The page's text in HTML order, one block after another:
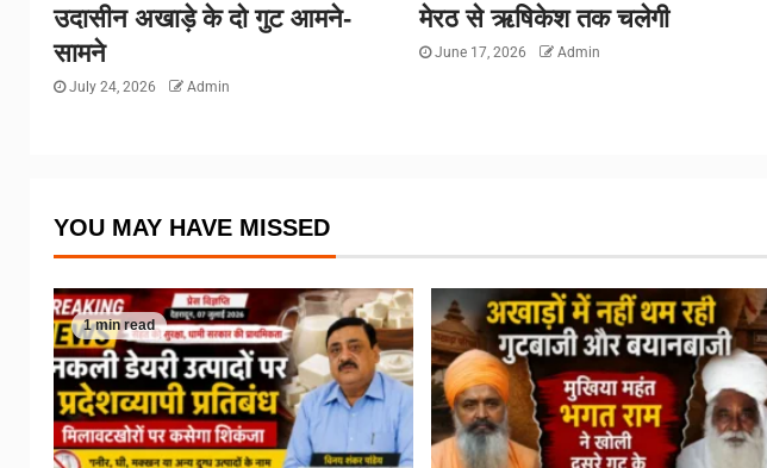
उदासीन अखाड़े के दो गुट आमने-
सामने
July 24, 2026 Admin
मेरठ से ऋषिकेश तक चलेगी
June 17, 2026 Admin
YOU MAY HAVE MISSED
1 min read